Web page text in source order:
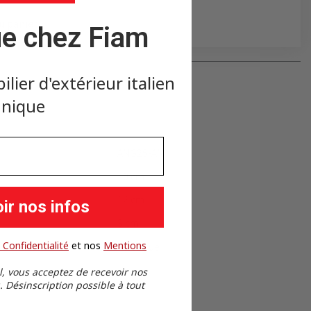
10 cm
Plastique
×
× chez Fiam
d'extérieur italien
nos infos
Confidentialité et nos Mentions
vous acceptez de recevoir nos
Désinscription possible à tout